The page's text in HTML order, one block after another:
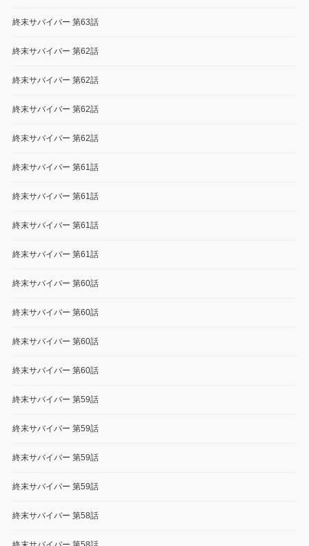
終末サバイバー 第63話
終末サバイバー 第62話
終末サバイバー 第62話
終末サバイバー 第62話
終末サバイバー 第62話
終末サバイバー 第61話
終末サバイバー 第61話
終末サバイバー 第61話
終末サバイバー 第61話
終末サバイバー 第60話
終末サバイバー 第60話
終末サバイバー 第60話
終末サバイバー 第60話
終末サバイバー 第59話
終末サバイバー 第59話
終末サバイバー 第59話
終末サバイバー 第59話
終末サバイバー 第58話